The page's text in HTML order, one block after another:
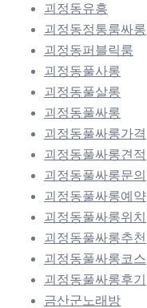
괴정동유흥
괴정동정통룸싸롱
괴정동퍼블릭룸
괴정동풀사롱
괴정동풀살롱
괴정동풀싸롱
괴정동풀싸롱가격
괴정동풀싸롱견적
괴정동풀싸롱문의
괴정동풀싸롱예약
괴정동풀싸롱위치
괴정동풀싸롱추천
괴정동풀싸롱코스
괴정동풀싸롱후기
금산군노래방